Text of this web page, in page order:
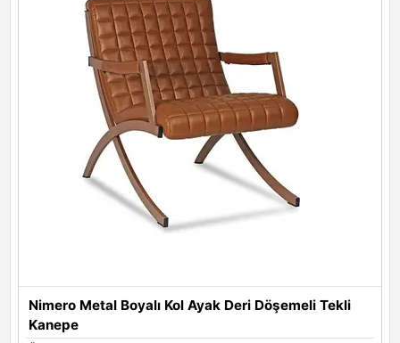
Ayak Malzemesi Renkleri
Metal Ayak Renkleri
Antrasit
Nimero Metal Boyalı Kol Ayak Deri Döşemeli Tekli
Kanepe